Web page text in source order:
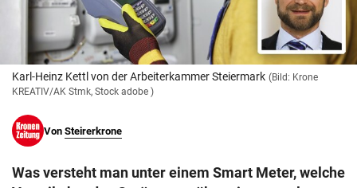
© Krone Multimedia GmbH & Co KG 2026
Muthgasse 2, 1190 Wien
Karl-Heinz Kettl von der Arbeiterkammer Steiermark (Bild: Krone
KREATIV/AK Stmk, Stock adobe )
Von Steirerkrone
Was versteht man unter einem Smart Meter, welche